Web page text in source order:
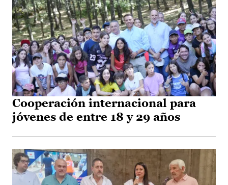
Cooperación internacional para
jóvenes de entre 18 y 29 años